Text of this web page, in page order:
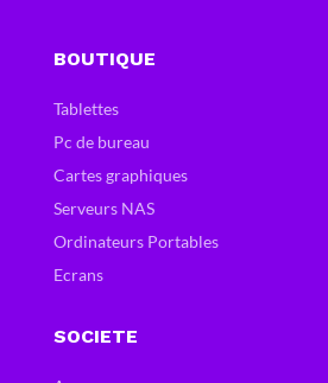
BOUTIQUE
Tablettes
Pc de bureau
Cartes graphiques
Serveurs NAS
Ordinateurs Portables
Ecrans
SOCIETE